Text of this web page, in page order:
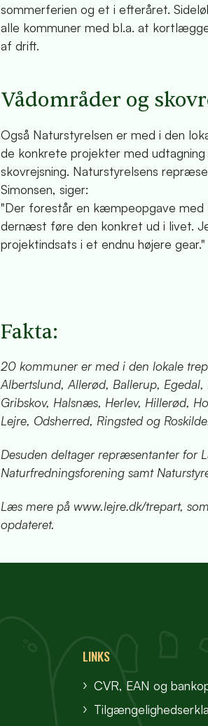
sommerferien og et i efteråret.
alle kommuner med bl.a. at
af drift.
Vådområder og
Også Naturstyrelsen er med i den
de konkrete projekter med
skovrejsning. Naturstyrelsens
Simonsen, siger:
"Der forestår en kæmpeopgave
dernæst føre den konkret ud i livet.
projektindsats i et endnu højere gear."
Fakta:
20 kommuner er med i den lokale
Albertslund, Allerød, Ballerup, Egedal,
Gribskov, Halsnæs, Herlev, Hillerød,
Lejre, Odsherred, Ringsted og
Desuden deltager repræsentanter for
Naturfredningsforening samt
Læs mere på www.lejre.dk/trepart,
opdateret.
LINKS
CVR, EAN og